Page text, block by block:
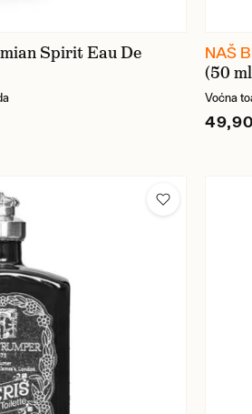
Spirit Eau De
NAŠ
(50
Voćna